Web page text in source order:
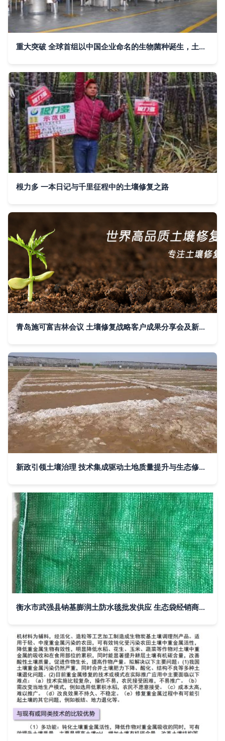
重大突破 全球首组以中国企业命名的生物菌种诞生，土壤修复迎来新篇章
根力多 一本日记与千里征程中的土壤修复之路
青岛施可富吉林会议 土壤修复战略客户成果分享会及新产品上市启动会圆满举行
新政引领土壤治理 技术集成驱动土地质量提升与生态修复新突破
衡水市武强县钠基膨润土防水毯批发供应 生态袋经销商供货助力土壤修复